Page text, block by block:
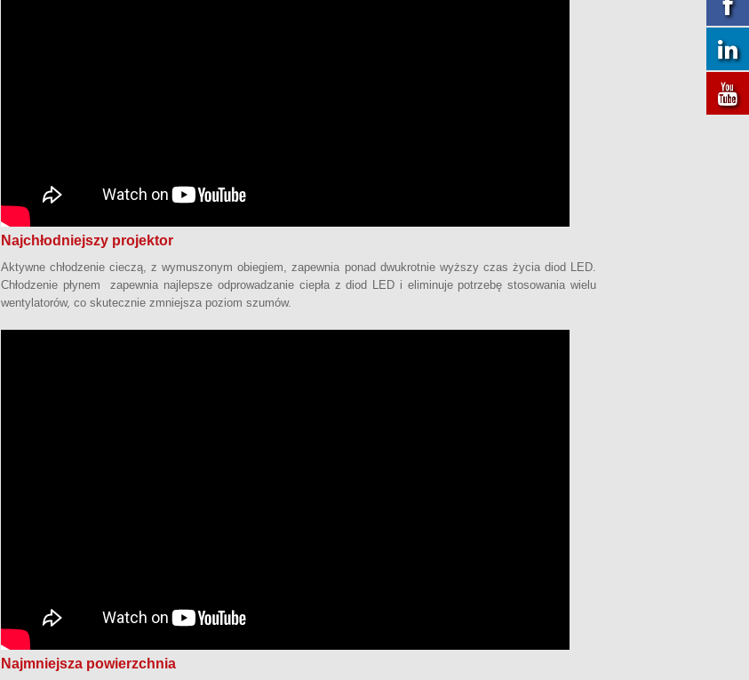
Najchłodniejszy projektor
Aktywne chłodzenie cieczą, z wymuszonym obiegiem, zapewnia ponad dwukrotnie wyższy czas życia diod LED.
Chłodzenie płynem zapewnia najlepsze odprowadzanie ciepła z diod LED i eliminuje potrzebę stosowania wielu
wentylatorów, co skutecznie zmniejsza poziom szumów.
Najmniejsza powierzchnia